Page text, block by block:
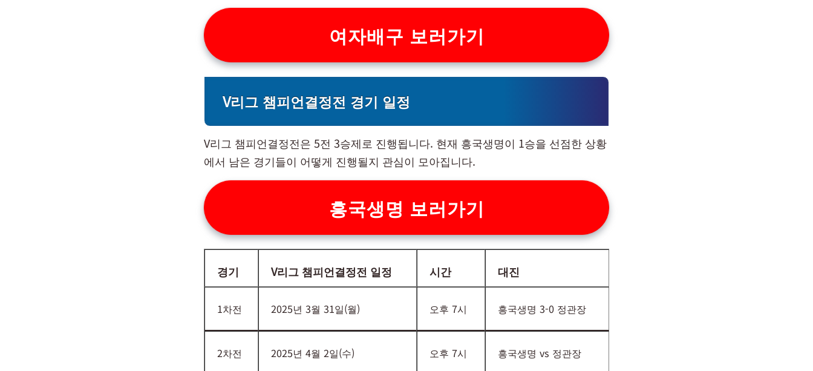
여자배구 보러가기
V리그 챔피언결정전 경기 일정
V리그 챔피언결정전은 5전 3승제로 진행됩니다. 현재 흥국생명이 1승을 선점한 상황
에서 남은 경기들이 어떻게 진행될지 관심이 모아집니다.
흥국생명 보러가기
경기 V리그 챔피언결정전 일정 시간 대진
1차전 2025년 3월 31일(월) 오후 7시 흥국생명 3-0 정관장
2차전 2025년 4월 2일(수) 오후 7시 흥국생명 vs 정관장